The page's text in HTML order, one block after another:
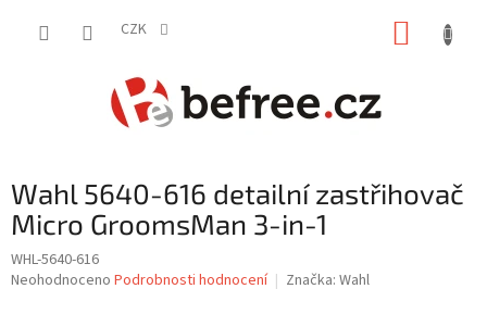
CZK
Wahl 5640-616 detailní zastřihovač
Micro GroomsMan 3-in-1
WHL-5640-616
Průměrné
Neohodnoceno Podrobnosti hodnocení Značka: Wahl